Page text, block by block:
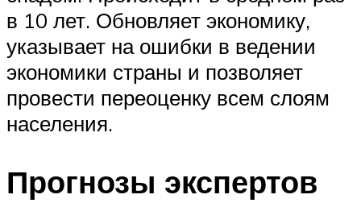
в 10 лет. Обновляет экономику,
указывает на ошибки в ведении
экономики страны и позволяет
провести переоценку всем слоям
населения.
Прогнозы экспертов